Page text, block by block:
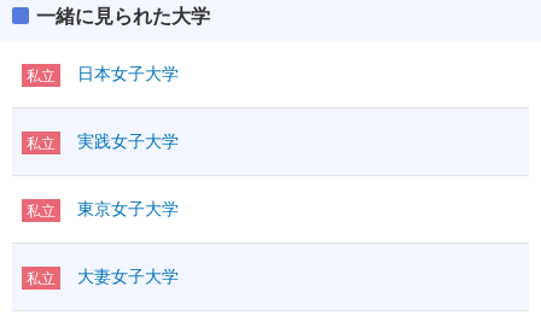
一緒に見られた大学
私立 日本女子大学
私立 実践女子大学
私立 東京女子大学
私立 大妻女子大学